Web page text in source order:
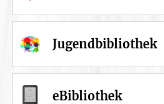
Jugendbibliothek
eBibliothek